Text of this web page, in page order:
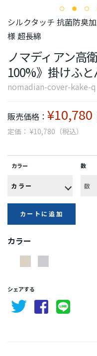
シルクタッチ 抗菌防臭
様 超長綿
ノマディアン高
100%》掛けふ
nomadian-cover-kake-q
販売価格： ¥10,780
定価： ¥10,780（税込）
カラー 数
カートに追加
カラー
シェアする